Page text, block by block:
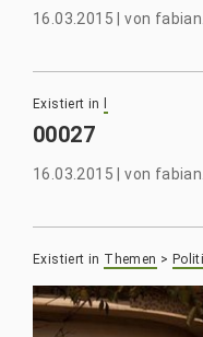
16.03.2015 |von
Existiert in
00027
16.03.2015 |von
Existiert in Themen >